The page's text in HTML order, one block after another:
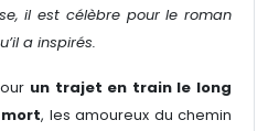
il est célèbre pour le roman
a inspirés.
un trajet en train le long
, les amoureux du chemin